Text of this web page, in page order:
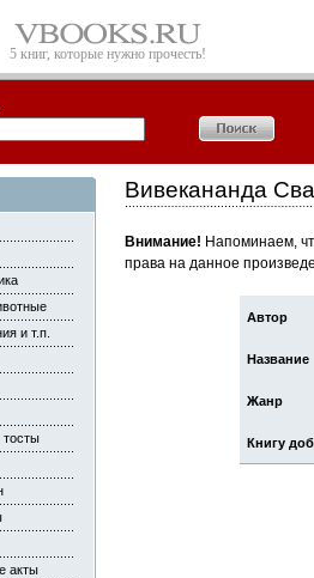
5 книг, которые нужно прочесть!
и т.п.
акты
Вивекананда
Внимание! Напоминаем,
права на данное
Автор
Название
Жанр
Книгу